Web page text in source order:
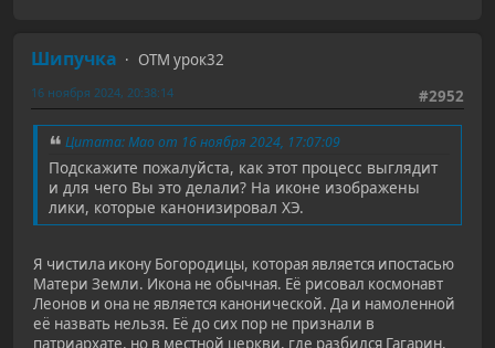
Шипучка
ОТМ урок32
#2952
16 ноября 2024, 20:38:14
Цитата: Mao от 16 ноября 2024, 17:07:09
Подскажите пожалуйста, как этот процесс выглядит
и для чего Вы это делали? На иконе изображены
лики, которые канонизировал ХЭ.
Я чистила икону Богородицы, которая является ипостасью
Матери Земли. Икона не обычная. Её рисовал космонавт
Леонов и она не является канонической. Да и намоленной
её назвать нельзя. Её до сих пор не признали в
патриархате, но в местной церкви, где разбился Гагарин,